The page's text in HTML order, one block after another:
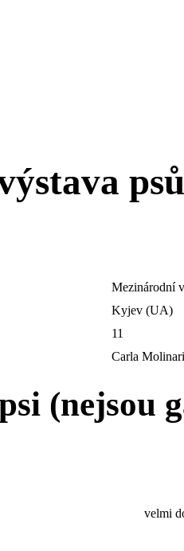
Mezinárodní
Kyjev (UA)
11
Carla
(nejsou
velmi